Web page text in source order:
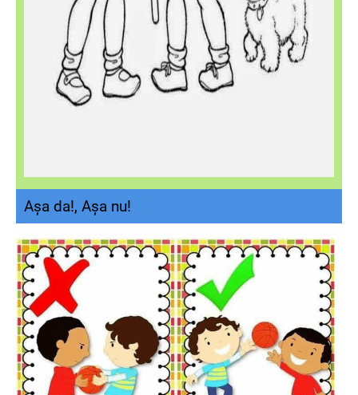
Așa da!, Așa nu!